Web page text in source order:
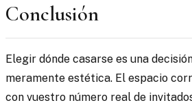
Conclusión
Elegir dónde casarse es una
meramente estética. El espacio
con vuestro número real de